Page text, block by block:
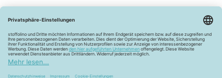
Widerrufsbelehrung Vertrag widerrufen
Barrierefreiheitserklärung